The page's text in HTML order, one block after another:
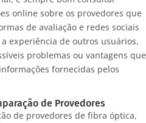
online sobre os provedores que
de avaliação e redes sociais
experiência de outros usuários,
problemas ou vantagens que
fornecidas pelos
de Provedores
de provedores de fibra óptica,